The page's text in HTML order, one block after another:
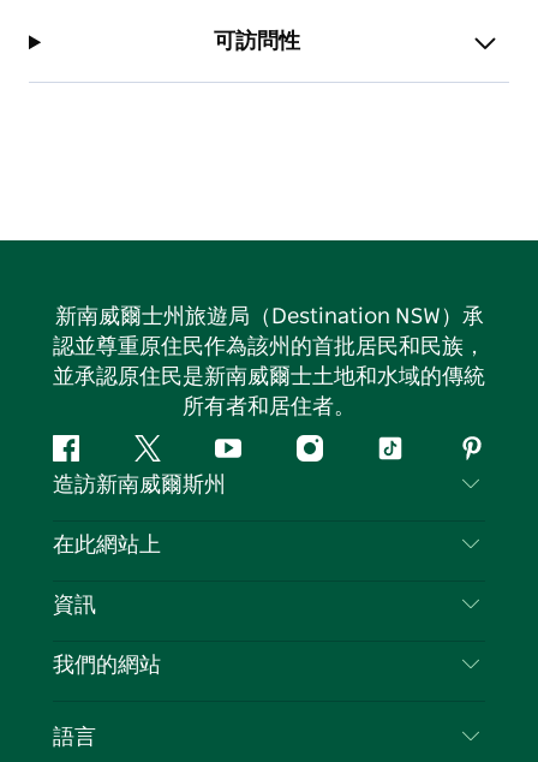
可訪問性
新南威爾士州旅遊局（Destination NSW）承
認並尊重原住民作為該州的首批居民和民族，
並承認原住民是新南威爾士土地和水域的傳統
所有者和居住者。
Facebook嘰
嘰
喳
Youtube Instagram
抖
造訪新南威爾斯州
聯絡我們
隱私
Cookie 通知
在此網站上
目的地
新南威爾士州公路旅行
活動
資訊
旅行資訊
新南威爾士州的商業
我們的網站
語言